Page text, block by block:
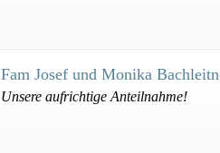
Fam Josef und Monika
Unsere aufrichtige Anteilnahme!